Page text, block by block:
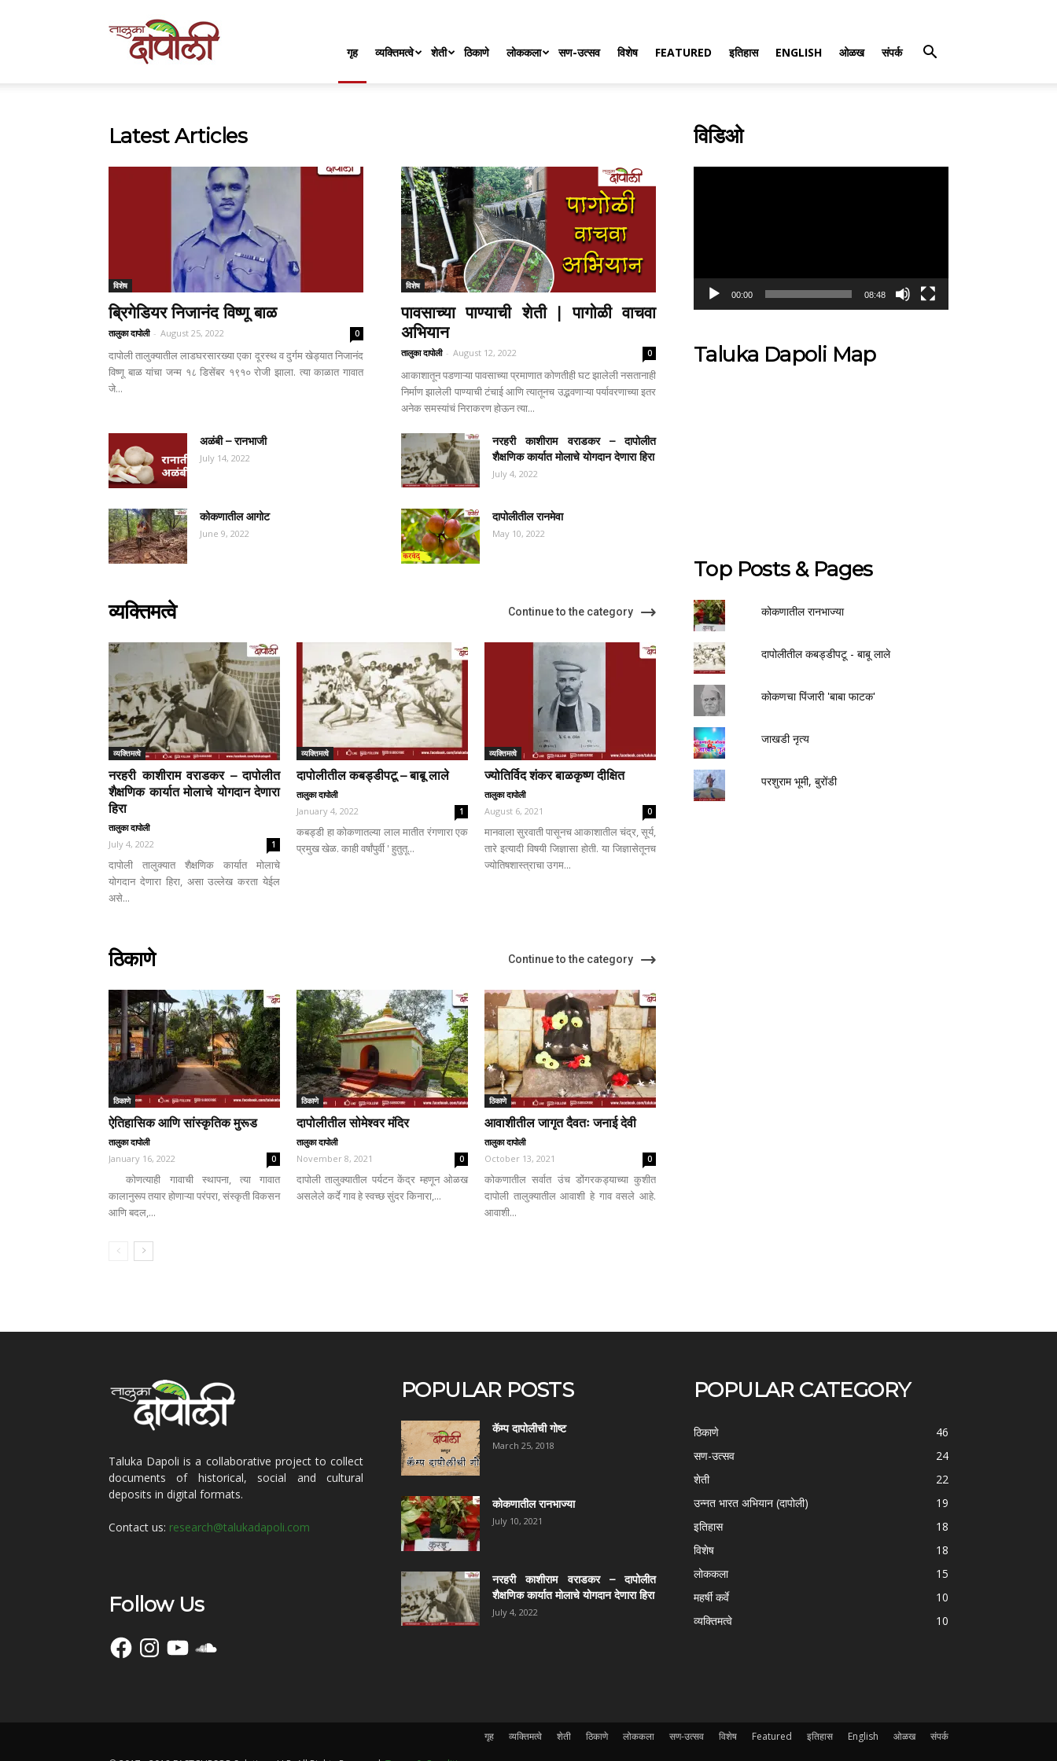
गृह व्यक्तिमत्वे शेती ठिकाणे लोककला सण-उत्सव विशेष FEATURED इतिहास ENGLISH ओळख संपर्क
Latest Articles
विशेष
ब्रिगेडियर निजानंद विष्णू बाळ
तालुका दापोली - August 25, 2022 0
दापोली तालुक्यातील लाडघरसारख्या एका दूरस्थ व दुर्गम खेड्यात निजानंद
विष्णू बाळ यांचा जन्म १८ डिसेंबर १९१० रोजी झाला. त्या काळात गावात
जे...
विशेष
पावसाच्या पाण्याची शेती | पागोळी वाचवा
अभियान
तालुका दापोली - August 12, 2022 0
आकाशातून पडणाऱ्या पावसाच्या प्रमाणात कोणतीही घट झालेली नसतानाही
निर्माण झालेली पाण्याची टंचाई आणि त्यातूनच उद्भवणाऱ्या पर्यावरणाच्या इतर
अनेक समस्यांचं निराकरण होऊन त्या...
अळंबी – रानभाजी
July 14, 2022
नरहरी काशीराम वराडकर – दापोलीत
शैक्षणिक कार्यात मोलाचे योगदान देणारा हिरा
July 4, 2022
कोकणातील आगोट
June 9, 2022
दापोलीतील रानमेवा
May 10, 2022
व्यक्तिमत्वे Continue to the category
व्यक्तिमत्वे
नरहरी काशीराम वराडकर – दापोलीत
शैक्षणिक कार्यात मोलाचे योगदान देणारा
हिरा
तालुका दापोली
July 4, 2022
1
दापोली तालुक्यात शैक्षणिक कार्यात मोलाचे
योगदान देणारा हिरा, असा उल्लेख करता येईल
असे...
व्यक्तिमत्वे
दापोलीतील कबड्डीपटू – बाबू लाले
तालुका दापोली
January 4, 2022
1
कबड्डी हा कोकणातल्या लाल मातीत रंगणारा एक
प्रमुख खेळ. काही वर्षांपुर्वी ' हुतुतू...
व्यक्तिमत्वे
ज्योतिर्विद शंकर बाळकृष्ण दीक्षित
तालुका दापोली
August 6, 2021
0
मानवाला सुरवाती पासूनच आकाशातील चंद्र, सूर्य,
तारे इत्यादी विषयी जिज्ञासा होती. या जिज्ञासेतूनच
ज्योतिषशास्त्राचा उगम...
ठिकाणे Continue to the category
ठिकाणे
ऐतिहासिक आणि सांस्कृतिक मुरूड
तालुका दापोली
January 16, 2022
0
कोणत्याही गावाची स्थापना, त्या गावात
कालानुरूप तयार होणाऱ्या परंपरा, संस्कृती विकसन
आणि बदल,...
ठिकाणे
दापोलीतील सोमेश्वर मंदिर
तालुका दापोली
November 8, 2021
0
दापोली तालुक्यातील पर्यटन केंद्र म्हणून ओळख
असलेले कर्दे गाव हे स्वच्छ सुंदर किनारा,...
ठिकाणे
आवाशीतील जागृत दैवतः जनाई देवी
तालुका दापोली
October 13, 2021
0
कोकणातील सर्वात उंच डोंगरकड्याच्या कुशीत
दापोली तालुक्यातील आवाशी हे गाव वसले आहे.
आवाशी...
विडिओ
00:00 08:48
Taluka Dapoli Map
Top Posts & Pages
कोकणातील रानभाज्या
दापोलीतील कबड्डीपटू - बाबू लाले
कोकणचा पिंजारी 'बाबा फाटक'
जाखडी नृत्य
परशुराम भूमी, बुरोंडी
Taluka Dapoli is a collaborative project to collect
documents of historical, social and cultural
deposits in digital formats.
Contact us: research@talukadapoli.com
Follow Us
FacebookInstagramYouTubeSoundCloud
POPULAR POSTS
कॅम्प दापोलीची गोष्ट
March 25, 2018
कोकणातील रानभाज्या
July 10, 2021
नरहरी काशीराम वराडकर – दापोलीत
शैक्षणिक कार्यात मोलाचे योगदान देणारा हिरा
July 4, 2022
POPULAR CATEGORY
ठिकाणे
46
सण-उत्सव
24
शेती
22
उन्नत भारत अभियान (दापोली)
19
इतिहास
18
विशेष
18
लोककला
15
महर्षी कर्वे
10
व्यक्तिमत्वे
10
गृह व्यक्तिमत्वे शेती ठिकाणे लोककला सण-उत्सव विशेष Featured इतिहास English ओळख संपर्क